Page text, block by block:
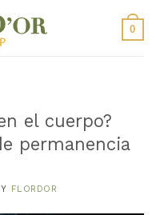
0
el cuerpo?
permanencia
FLORDOR